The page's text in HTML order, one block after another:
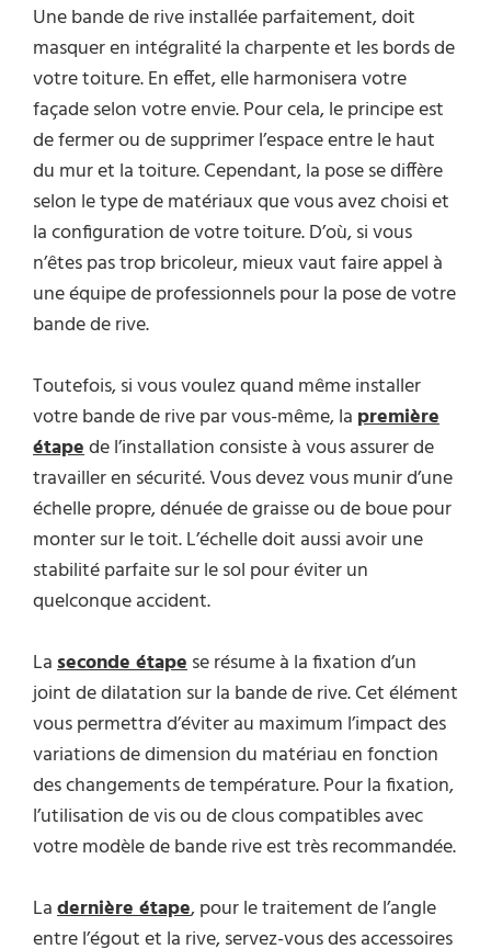
Une bande de rive installée parfaitement, doit
masquer en intégralité la charpente et les bords de
votre toiture. En effet, elle harmonisera votre
façade selon votre envie. Pour cela, le principe est
de fermer ou de supprimer l’espace entre le haut
du mur et la toiture. Cependant, la pose se diffère
selon le type de matériaux que vous avez choisi et
la configuration de votre toiture. D’où, si vous
n’êtes pas trop bricoleur, mieux vaut faire appel à
une équipe de professionnels pour la pose de votre
bande de rive.
Toutefois, si vous voulez quand même installer
votre bande de rive par vous-même, la première
étapede l’installation consiste à vous assurer de
travailler en sécurité. Vous devez vous munir d’une
échelle propre, dénuée de graisse ou de boue pour
monter sur le toit. L’échelle doit aussi avoir une
stabilité parfaite sur le sol pour éviter un
quelconque accident.
Laseconde étapese résume à la fixation d’un
joint de dilatation sur la bande de rive. Cet élément
vous permettra d’éviter au maximum l’impact des
variations de dimension du matériau en fonction
des changements de température. Pour la fixation,
l’utilisation de vis ou de clous compatibles avec
votre modèle de bande rive est très recommandée.
Ladernière étape, pour le traitement de l’angle
entre l’égout et la rive, servez-vous des accessoires